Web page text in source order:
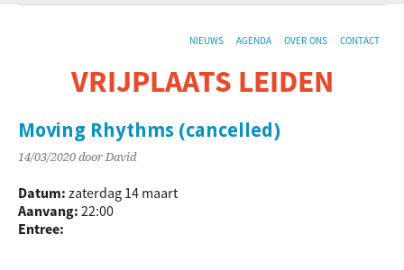
NIEUWS AGENDA OVER ONS CONTACT
VRIJPLAATS LEIDEN
Moving Rhythms (cancelled)
14/03/2020 door David
Datum: zaterdag 14 maart
Aanvang: 22:00
Entree: